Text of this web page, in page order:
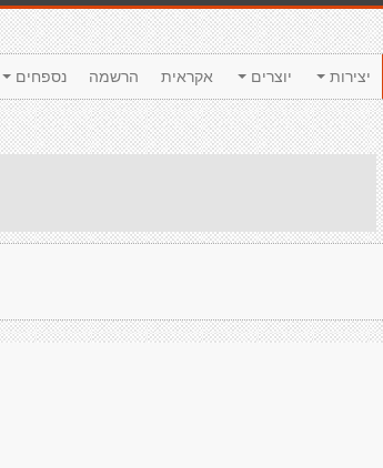
נספחים הרשמה אקראית יוצרים יצירות